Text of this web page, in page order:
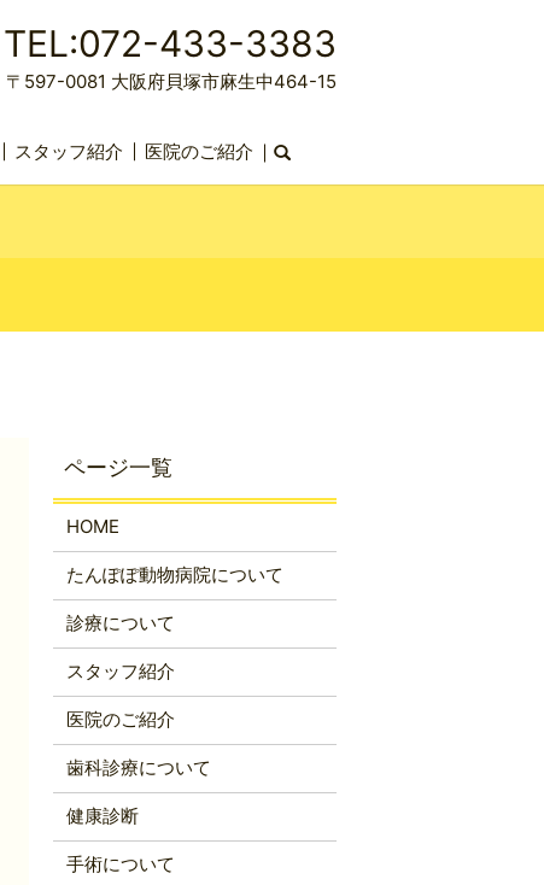
スタッフ紹介 医院のご紹介 search
TEL:072-433-3383
〒597-0081 大阪府貝塚市麻生中464-15
HOME
たんぽぽ動物病院について
診療について
スタッフ紹介
医院のご紹介
歯科診療について
健康診断
手術について